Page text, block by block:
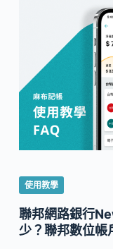
使用教學
聯邦網路銀行
少？聯邦數位帳